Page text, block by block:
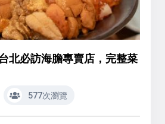
北必訪海膽專賣店，完整菜
577次瀏覽